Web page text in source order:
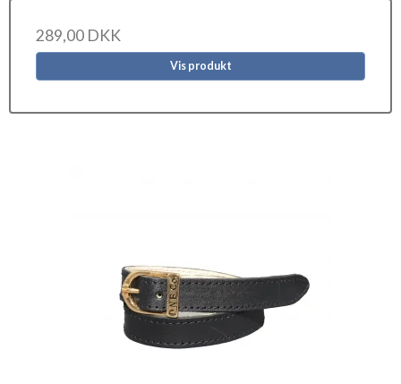
289,00 DKK
Vis produkt